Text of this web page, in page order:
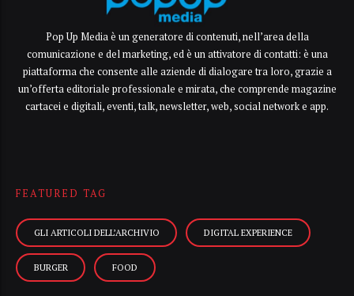
Pop Up Media è un generatore di contenuti, nell’area della
comunicazione e del marketing, ed è un attivatore di contatti: è una
piattaforma che consente alle aziende di dialogare tra loro, grazie a
un’offerta editoriale professionale e mirata, che comprende magazine
cartacei e digitali, eventi, talk, newsletter, web, social network e app.
FEATURED TAG
GLI ARTICOLI DELL’ARCHIVIO DIGITAL EXPERIENCE
BURGER FOOD